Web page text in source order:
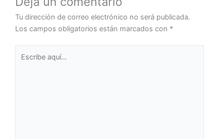
Tu dirección de correo electrónico no será publicada.
Los campos obligatorios están marcados con *
aquí...